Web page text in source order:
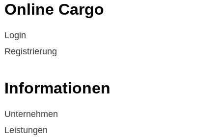
Online Cargo
Login
Registrierung
Informationen
Unternehmen
Leistungen